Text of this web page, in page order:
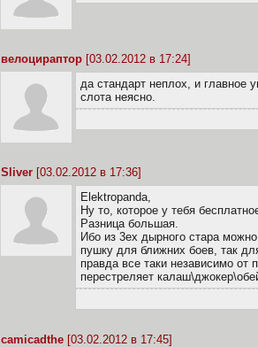
велоцираптор [03.02.2012 в 17:24]
да стандарт неплох, и главное
слота неясно.
Sliver [03.02.2012 в 17:36]
Elektropanda,
Ну то, которое у тебя
Разница большая.
Ибо из 3ех дырного стара
пушку для ближних боев, так
правда все таки независимо от
перестреляет
camicadthe [03.02.2012 в 17:45]